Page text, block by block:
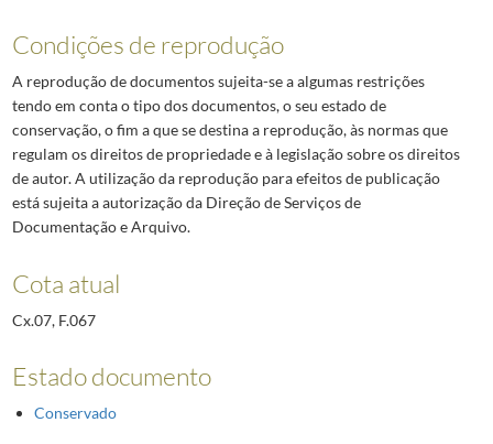
Condições de reprodução
A reprodução de documentos sujeita-se a algumas restrições
tendo em conta o tipo dos documentos, o seu estado de
conservação, o fim a que se destina a reprodução, às normas que
regulam os direitos de propriedade e à legislação sobre os direitos
de autor. A utilização da reprodução para efeitos de publicação
está sujeita a autorização da Direção de Serviços de
Documentação e Arquivo.
Cota atual
Cx.07, F.067
Estado documento
Conservado